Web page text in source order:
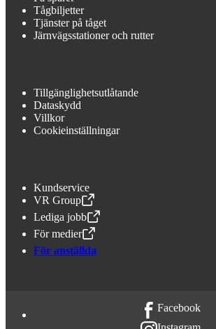
Tågbiljetter
Tjänster på tåget
Järnvägsstationer och rutter
Tillgänglighetsutlåtande
Dataskydd
Villkor
Cookieinställningar
Kundservice
VR Group
,Öppnas i en ny flik
Lediga jobb
,Öppnas i en ny flik
För medier
,Öppnas i en ny flik
För anställda
Facebook